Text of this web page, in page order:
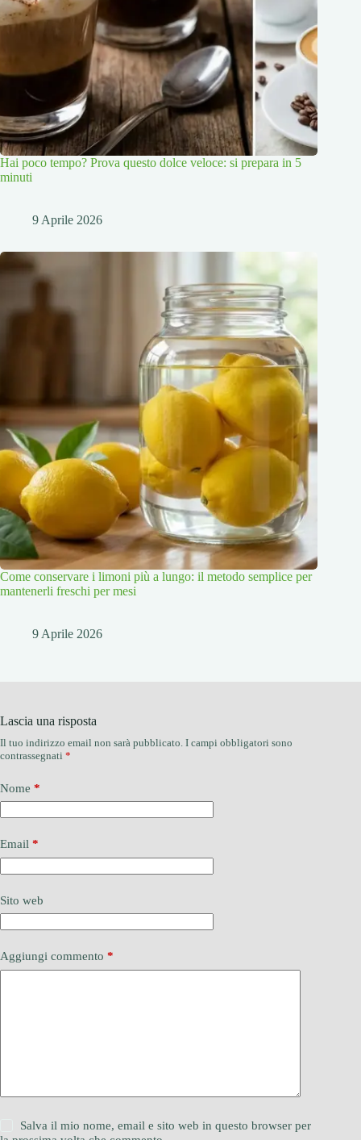
Hai poco tempo? Prova questo dolce veloce: si prepara in 5
minuti
9 Aprile 2026
Come conservare i limoni più a lungo: il metodo semplice per
mantenerli freschi per mesi
9 Aprile 2026
Lascia una risposta
Il tuo indirizzo email non sarà pubblicato. I campi obbligatori sono
contrassegnati *
Nome *
Email *
Sito web
Aggiungi commento *
Salva il mio nome, email e sito web in questo browser per